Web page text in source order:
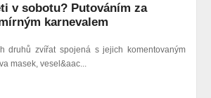
v sobotu? Putováním za
karnevalem
druhů zvířat spojená s jejich komentovaným
masek, vesel&aac...